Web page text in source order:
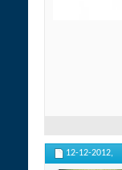
12-12-2012,